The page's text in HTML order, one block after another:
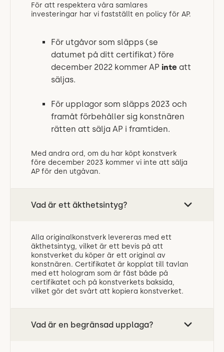
För att respektera våra samlares
investeringar har vi fastställt en policy för AP.
För utgåvor som släpps (se
datumet på ditt certifikat) före
december 2022 kommer AP inteatt
säljas.
För upplagor som släpps 2023 och
framåt förbehåller sig konstnären
rätten att sälja AP i framtiden.
Med andra ord, om du har köpt konstverk
före december 2023 kommer vi inte att sälja
AP för den utgåvan.
Vad är ett äkthetsintyg?
Alla originalkonstverk levereras med ett
äkthetsintyg, vilket är ett bevis på att
konstverket du köper är ett original av
konstnären. Certifikatet är kopplat till tavlan
med ett hologram som är fäst både på
certifikatet och på konstverkets baksida,
vilket gör det svårt att kopiera konstverket.
Vad är en begränsad upplaga?